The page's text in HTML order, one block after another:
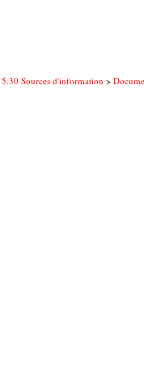
5.30 Sources d'information >